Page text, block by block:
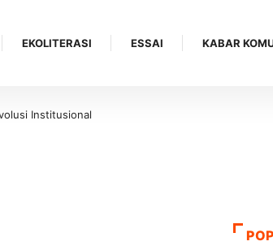
EKOLITERASI ESSAI KABAR
InstitusionalMemperkuat Gerakan Literasi